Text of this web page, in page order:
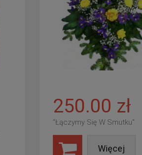
250.00 zł
"Łączymy Się W Smutku"
Więcej